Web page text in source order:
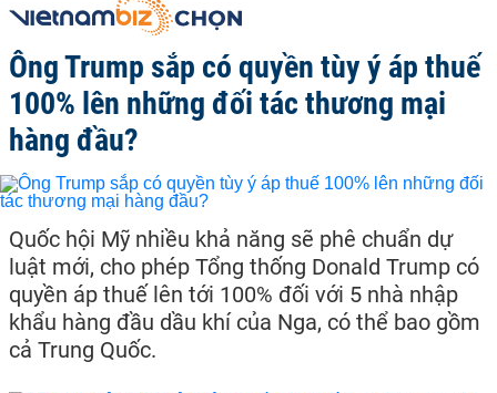
Ông Trump sắp có quyền tùy ý áp thuế
100% lên những đối tác thương mại
hàng đầu?
Quốc hội Mỹ nhiều khả năng sẽ phê chuẩn dự
luật mới, cho phép Tổng thống Donald Trump có
quyền áp thuế lên tới 100% đối với 5 nhà nhập
khẩu hàng đầu dầu khí của Nga, có thể bao gồm
cả Trung Quốc.